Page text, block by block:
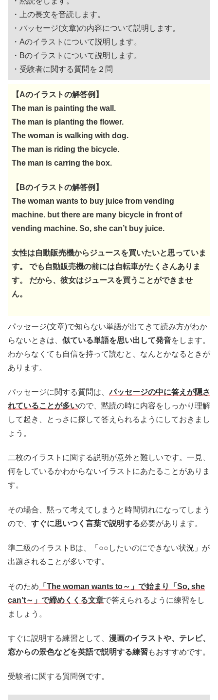
・上の長文を音読します。
・パッセージ(文章)の内容について説明します。
・Aのイラストについて説明します。
・Bのイラストについて説明します。
・受験者に関する質問を２問
【Aのイラストの解答例】
The man is painting the wall.
The man is planting the flower.
The woman is walking with dog.
The man is riding the bicycle.
The man is carring the box.
【Bのイラストの解答例】
The woman wants to buy juice from vending
machine. but there are many bicycle in front of
vending machine. So, she can’t buy juice.
女性は自動販売機からジュースを買いたいと思っていま
す。 でも自動販売機の前には自転車がたくさんありま
す。 だから、彼女はジュースを買うことができませ
ん。
パッセージ(文章)で知らない単語が出てきて読み方がわか
らないときは、 似ている単語を思い出して発音をします。
わからなくても自信を持って読むと、なんとかなるときが
あります。
パッセージに関する質問は、パッセージの中に答えが隠さ
れていることが多いので、黙読の時に内容をしっかり理解
して起き、とっさに探して答えられるようにしておきまし
ょう。
二枚のイラストに関する説明が意外と難しいです。一見、
何をしているかわからないイラストにあたることがありま
す。
その場合、黙って考えてしまうと時間切れになってしまう
ので、 すぐに思いつく言葉で説明する必要があります。
準二級のイラストBは、「○○したいのにできない状況」が
出題されることが多いです。
そのため 「The woman wants to～」で始まり「So, she
can’t～」で締めくくる文章で答えられるように練習をし
ましょう。
すぐに説明する練習として、 漫画のイラストや、テレビ、
窓からの景色などを英語で説明する練習 もおすすめです。
受験者に関する質問例です。